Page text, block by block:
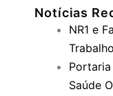
Notícias
NR1 e
Trabalho
Saúde